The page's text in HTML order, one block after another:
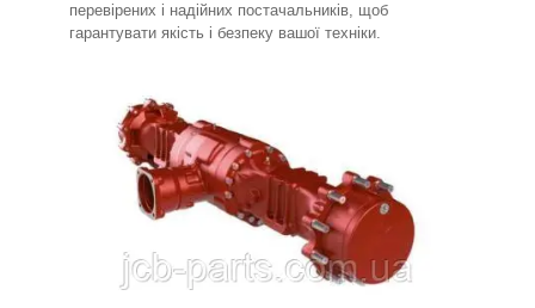
перевірених і надійних постачальників, щоб
гарантувати якість і безпеку вашої техніки.